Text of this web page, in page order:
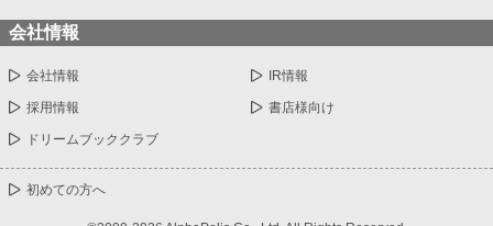
会社情報
会社情報 IR情報
採用情報 書店様向け
ドリームブッククラブ
初めての方へ